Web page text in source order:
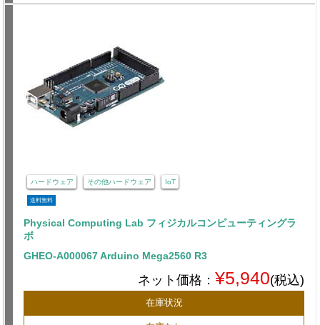
ハードウェア その他ハードウェア IoT
送料無料
Physical Computing Lab フィジカルコンピューティングラ
ボ
GHEO-A000067 Arduino Mega2560 R3
ネット価格： ¥5,940(税込)
在庫状況